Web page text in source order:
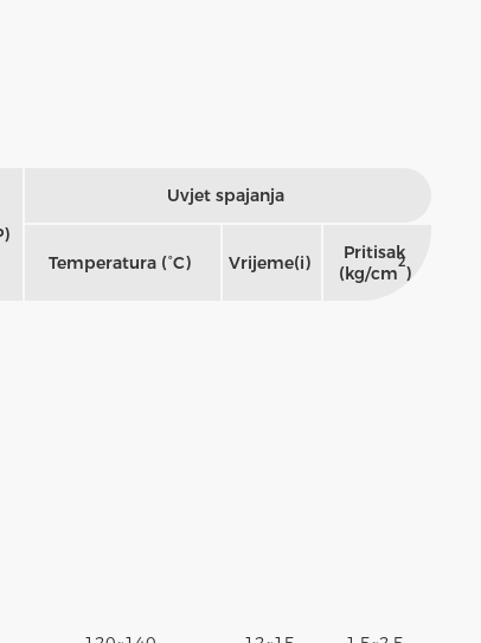
Uvjet spajanja
Temperatura (°C) Vrijeme(i)
Pritisak
(kg/cm2)